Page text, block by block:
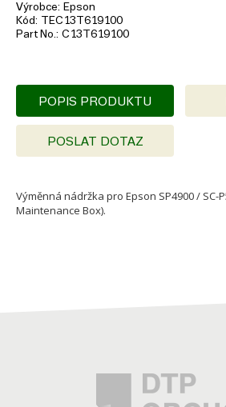
Výrobce
Epson
Kód
TEC13T619100
Part No. C13T619100
POPIS PRODUKTU
POSLAT DOTAZ
Výměnná nádržka pro Epson SP4900 / SC-
Maintenance Box).